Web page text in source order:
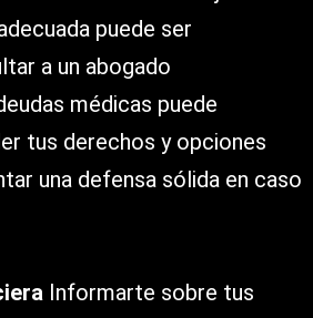
puede ser
a un abogado
médicas puede
tus derechos y opciones
una defensa sólida en caso
Informarte sobre tus